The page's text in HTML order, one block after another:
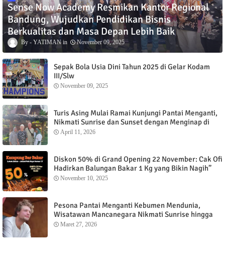
Sense Now Academy Resmikan Kantor Regional
Bandung, Wujudkan Pendidikan Bisnis
Berkualitas dan Masa Depan Lebih Baik
YATIMAN November 09, 2025
Sepak Bola Usia Dini Tahun 2025 di Gelar Kodam
III/Slw
November 09, 2025
Turis Asing Mulai Ramai Kunjungi Pantai Menganti,
Nikmati Sunrise dan Sunset dengan Menginap di
Menganti Cottage
April 11, 2026
Diskon 50% di Grand Opening 22 November: Cak Ofi
Hadirkan Balungan Bakar 1 Kg yang Bikin Nagih”
November 10, 2025
Pesona Pantai Menganti Kebumen Mendunia,
Wisatawan Mancanegara Nikmati Sunrise hingga
Sunset dari Menganti Cottage
Maret 27, 2026